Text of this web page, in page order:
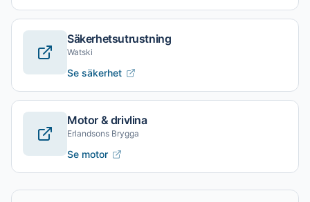
Säkerhetsutrustning
Watski
Se säkerhet
Motor & drivlina
Erlandsons Brygga
Se motor